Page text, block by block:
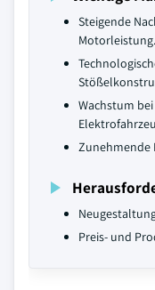
Steigende
Motorleistung.
Wachstum
Zunehmende
Preis- und